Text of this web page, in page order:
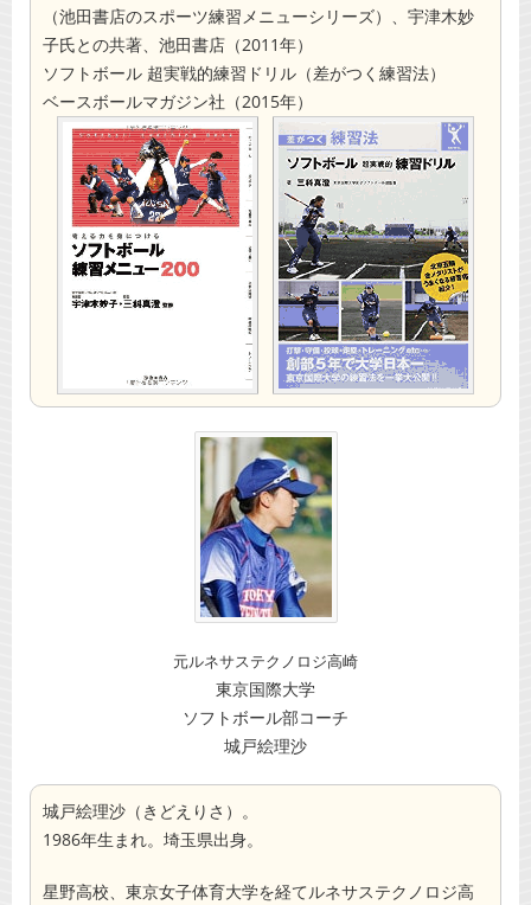
（池田書店のスポーツ練習メニューシリーズ）、宇津木妙
子氏との共著、池田書店（2011年）
ソフトボール 超実戦的練習ドリル（差がつく練習法）
ベースボールマガジン社（2015年）
元ルネサステクノロジ高崎
東京国際大学
ソフトボール部コーチ
城戸絵理沙
城戸絵理沙（きどえりさ）。
1986年生まれ。埼玉県出身。
星野高校、東京女子体育大学を経てルネサステクノロジ高